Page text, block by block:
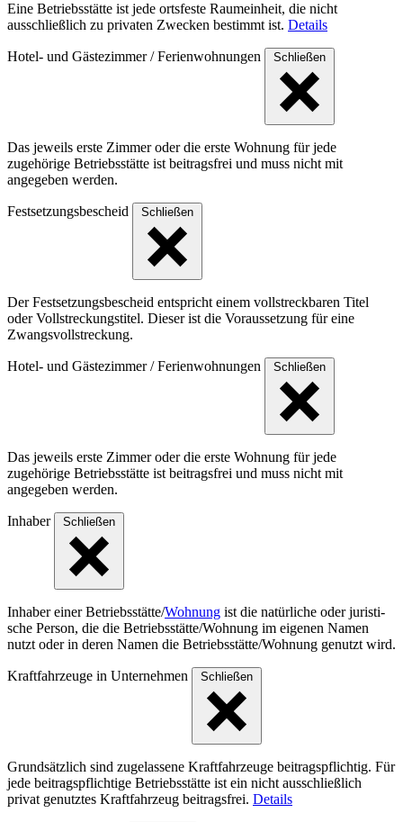
Eine Betriebsstätte ist jede ortsfeste Raumeinheit, die nicht
ausschließlich zu privaten Zwecken bestimmt ist. Details
Hotel- und Gästezimmer / Ferienwohnungen Schließen
Das jeweils erste Zimmer oder die erste Wohnung für jede
zugehörige Betriebsstätte ist beitragsfrei und muss nicht mit
angegeben werden.
Festsetzungsbescheid Schließen
Der Festsetzungsbescheid entspricht einem vollstreckbaren Titel
oder Vollstreckungstitel. Dieser ist die Voraussetzung für eine
Zwangsvollstreckung.
Hotel- und Gästezimmer / Ferienwohnungen Schließen
Das jeweils erste Zimmer oder die erste Wohnung für jede
zugehörige Betriebsstätte ist beitragsfrei und muss nicht mit
angegeben werden.
Inhaber Schließen
Inhaber einer Betriebs­stät­te/Wohnung ist die natür­liche oder juris­ti­
sche Person, die die Betriebs­stät­te/Woh­nung im eigenen Namen
nutzt oder in deren Namen die Betriebs­stät­te/Woh­nung genutzt wird.
Kraftfahrzeuge in Unternehmen Schließen
Grundsätzlich sind zugelassene Kraftfahrzeuge beitragspflichtig. Für
jede beitragspflichtige Betriebsstätte ist ein nicht ausschließlich
privat genutztes Kraftfahrzeug beitragsfrei. Details